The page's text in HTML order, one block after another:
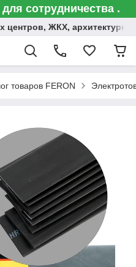
сотрудничества .
центров, ЖКХ,
товаров FERON